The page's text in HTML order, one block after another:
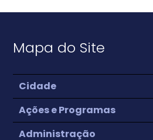
Mapa do Site
Cidade
Ações e Programas
Administração